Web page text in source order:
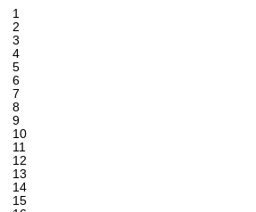
1
2
3
4
5
6
7
8
9
10
11
12
13
14
15